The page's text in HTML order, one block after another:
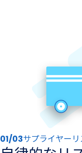
01/03サプライヤー